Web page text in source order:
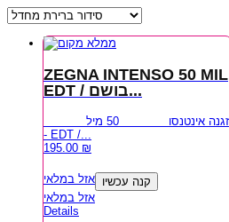
ZEGNA INTENSO 50 MIL
EDT / בושם...
- EDT /...
195.00 ₪
אזל במלאי קנה עכשיו
אזל במלאי
Details